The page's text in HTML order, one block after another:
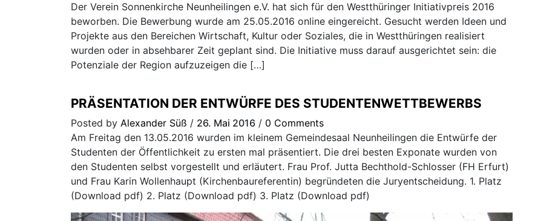
Der Verein Sonnenkirche Neunheilingen e.V. hat sich für den Westthüringer Initiativpreis 2016
beworben. Die Bewerbung wurde am 25.05.2016 online eingereicht. Gesucht werden Ideen und
Projekte aus den Bereichen Wirtschaft, Kultur oder Soziales, die in Westthüringen realisiert
wurden oder in absehbarer Zeit geplant sind. Die Initiative muss darauf ausgerichtet sein: die
Potenziale der Region aufzuzeigen die […]
PRÄSENTATION DER ENTWÜRFE DES STUDENTENWETTBEWERBS
Posted by Alexander Süß / 26. Mai 2016 / 0 Comments
Am Freitag den 13.05.2016 wurden im kleinem Gemeindesaal Neunheilingen die Entwürfe der
Studenten der Öffentlichkeit zu ersten mal präsentiert. Die drei besten Exponate wurden von
den Studenten selbst vorgestellt und erläutert. Frau Prof. Jutta Bechthold-Schlosser (FH Erfurt)
und Frau Karin Wollenhaupt (Kirchenbaureferentin) begründeten die Juryentscheidung. 1. Platz
(Download pdf) 2. Platz (Download pdf) 3. Platz (Download pdf)